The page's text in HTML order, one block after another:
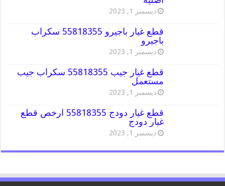
ديسمبر 1, 2023
قطع غيار باجيرو 55818355 سكراب
باجيرو
ديسمبر 1, 2023
قطع غيار جيب 55818355 سكراب جيب
مستعمل
ديسمبر 1, 2023
قطع غيار دودج 55818355 ارخص قطع
غيار دودج
ديسمبر 1, 2023